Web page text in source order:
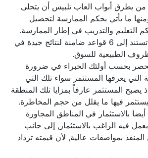
يطرق أبواب العاب تلبيس أن يتحلى
ما يأتي بحكم الممارسة لتحصيل
التعليم والتدريب في إطار الممارسة.
ويقدم الخبراء نصائح تستند إلى 6 قواعد ضامنة لنتائج جيدة في
الطبيعية للسوق.
بحسب أولئك الخبراء في ضرورة
يعرفها المستثمر سواء تلك التي
المستثمر عارفاً بمزايا تلك المنطقة
فيها ما يقلل من حجم المخاطرة.
بالاستثمار في المناطق المجاورة
فيه الراغب بالاستثمار, إلى جانب
بمواصفات عالية, لأن قيمته تزداد